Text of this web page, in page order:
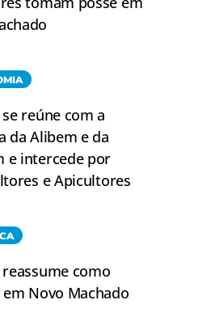
reúne com a
da Alibem e da
e intercede por
e Apicultores
como
Novo Machado